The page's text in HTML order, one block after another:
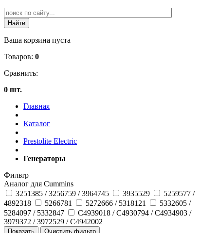
Ваша корзина пуста
Товаров: 0
Сравнить:
0 шт.
Главная
Каталог
Prestolite Electric
Генераторы
Фильтр
Аналог для Cummins
3251385 / 3256759 / 3964745
3935529
5259577 /
4892318
5266781 5272666 / 5318121
5332605 /
5284097 / 5332847
C4939018 / C4930794 / C4934903 /
3979372 / 3972529 / C4942002